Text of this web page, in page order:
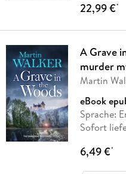
22,99 €*
A Grave
murder
Martin
eBook
Sprache:
Sofort
6,49 €*